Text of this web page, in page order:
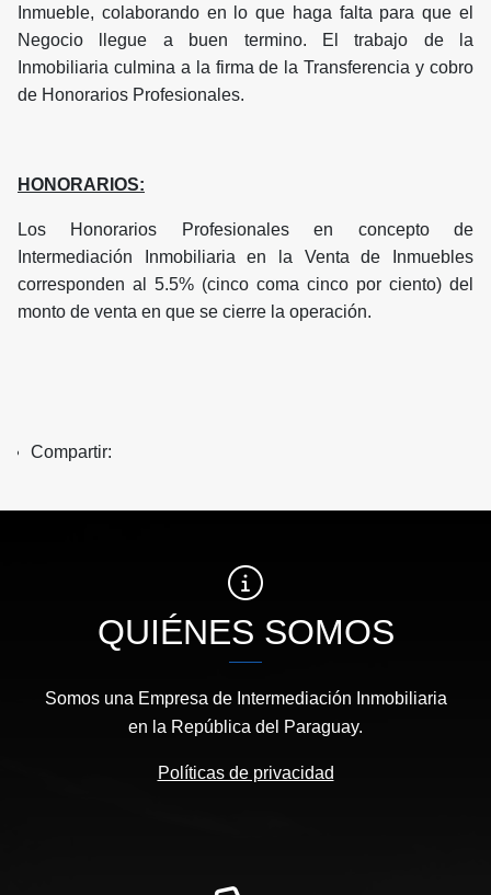
Inmueble, colaborando en lo que haga falta para que el
Negocio llegue a buen termino. El trabajo de la
Inmobiliaria culmina a la firma de la Transferencia y cobro
de Honorarios Profesionales.
HONORARIOS:
Los Honorarios Profesionales en concepto de
Intermediación Inmobiliaria en la Venta de Inmuebles
corresponden al 5.5% (cinco coma cinco por ciento) del
monto de venta en que se cierre la operación.
Compartir:
QUIÉNES SOMOS
Somos una Empresa de Intermediación Inmobiliaria
en la República del Paraguay.
Políticas de privacidad